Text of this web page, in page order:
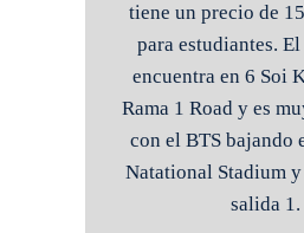
tiene un precio de
para estudiantes. El
encuentra en 6 Soi
Rama 1 Road y es
con el BTS bajando
Natational Stadium
salida 1.